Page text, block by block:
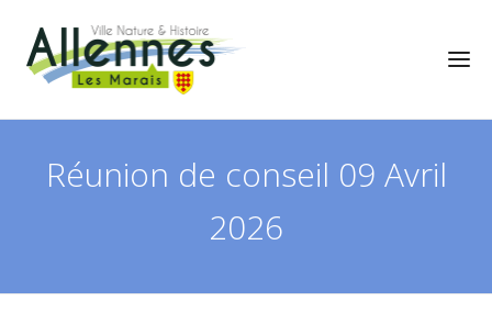
Réunion de conseil 09 Avril
2026